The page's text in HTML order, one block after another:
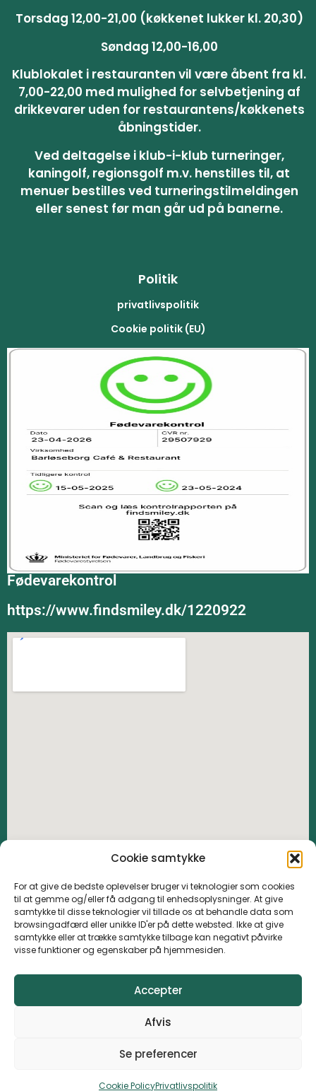
Cookie samtykke
For at give de bedste oplevelser bruger vi teknologier som cookies
til at gemme og/eller få adgang til enhedsoplysninger. At give
samtykke til disse teknologier vil tillade os at behandle data som
browsingadfærd eller unikke ID'er på dette websted. Ikke at give
samtykke eller at trække samtykke tilbage kan negativt påvirke
visse funktioner og egenskaber på hjemmesiden.
Accepter
Afvis
Se preferencer
Cookie PolicyPrivatlivspolitik
Torsdag 12,00-21,00 (køkkenet lukker kl. 20,30)
Søndag 12,00-16,00
Klublokalet i restauranten vil være åbent fra kl.
7,00-22,00 med mulighed for selvbetjening af
drikkevarer uden for restaurantens/køkkenets
åbningstider.
Ved deltagelse i klub-i-klub turneringer,
kaningolf, regionsgolf m.v. henstilles til, at
menuer bestilles ved turneringstilmeldingen
eller senest før man går ud på banerne.
Politik
privatlivspolitik
Cookie politik (EU)
Fødevarekontrol
https://www.findsmiley.dk/1220922
© 2023 Barløseborg golfklub All Rights Reserved